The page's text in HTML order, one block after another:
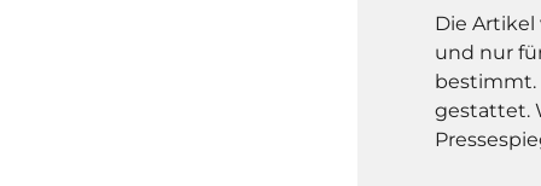
Die
und nur
bestimmt.
gestattet.